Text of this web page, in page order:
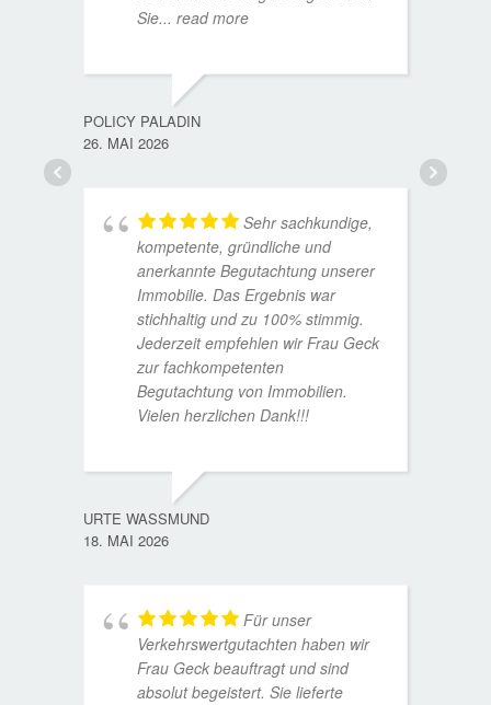
Sie... read more
POLICY PALADIN
26. MAI 2026
Sehr sachkundige,
kompetente, gründliche und
anerkannte Begutachtung unserer
Immobilie. Das Ergebnis war
stichhaltig und zu 100% stimmig.
Jederzeit empfehlen wir Frau Geck
zur fachkompetenten
Begutachtung von Immobilien.
Vielen herzlichen Dank!!!
URTE WASSMUND
18. MAI 2026
Für unser
Verkehrswertgutachten haben wir
Frau Geck beauftragt und sind
absolut begeistert. Sie lieferte